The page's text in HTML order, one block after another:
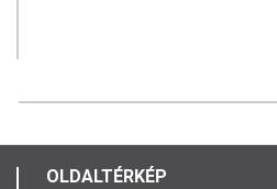
OLDALTÉRKÉP